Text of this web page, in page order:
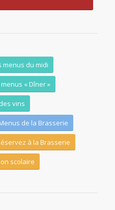
menus du midi
« Dîner »
vins
de la Brasserie
à la Brasserie
scolaire